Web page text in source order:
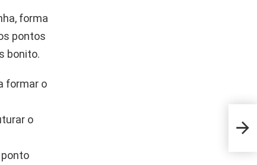
forma
pontos
bonito.
formar o
o